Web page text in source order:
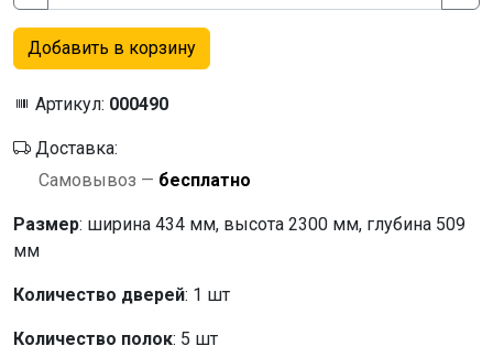
Добавить в корзину
Артикул: 000490
Доставка:
Самовывоз — бесплатно
Размер: ширина 434 мм, высота 2300 мм, глубина 509
мм
Количество дверей: 1 шт
Количество полок: 5 шт